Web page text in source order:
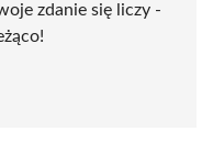
zdanie się liczy -